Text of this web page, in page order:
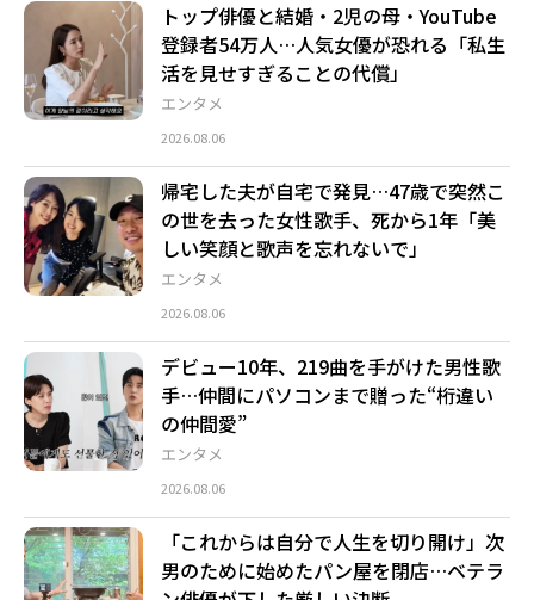
エンタメ
トップ俳優と結婚・2児の母・YouTube
登録者54万人…人気女優が恐れる「私生
活を見せすぎることの代償」
2026.08.06
エンタメ
帰宅した夫が自宅で発見…47歳で突然こ
の世を去った女性歌手、死から1年「美
しい笑顔と歌声を忘れないで」
2026.08.06
エンタメ
デビュー10年、219曲を手がけた男性歌
手…仲間にパソコンまで贈った“桁違い
の仲間愛”
2026.08.06
「これからは自分で人生を切り開け」次
男のために始めたパン屋を閉店…ベテラ